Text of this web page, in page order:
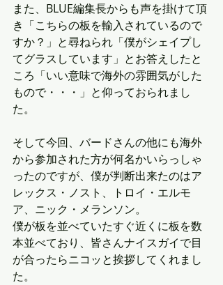
また、BLUE編集長からも声を掛けて頂
き「こちらの板を輸入されているので
すか？」と尋ねられ「僕がシェイプし
てグラスしています」とお答えしたと
ころ「いい意味で海外の雰囲気がした
もので・・・」と仰っておられまし
た。
そして今回、バードさんの他にも海外
から参加された方が何名かいらっしゃ
ったのですが、僕が判断出来たのはア
レックス・ノスト、トロイ・エルモ
ア、ニック・メランソン。
僕が板を並べていたすぐ近くに板を数
本並べており、皆さんナイスガイで目
が合ったらニコッと挨拶してくれまし
た。